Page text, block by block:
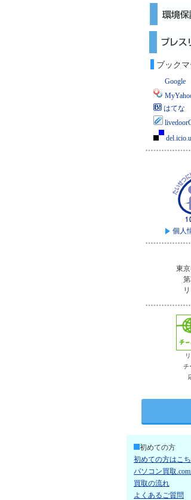
ブックマ
Google
はてな
個人
東
チ
初めての方
初めての方はこ
パソコン買取
買取の流れ
よくあるご質問